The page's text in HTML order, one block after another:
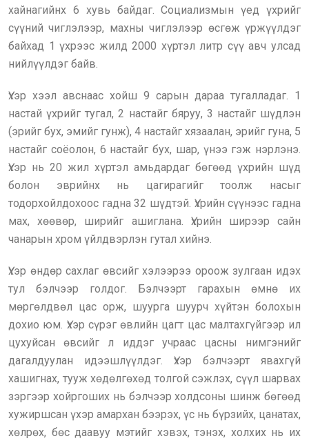
хайнагийнх 6 хувь байдаг. Социализмын үед үхрийг
сүүний чиглэлээр, махны чиглэлээр өсгөж үржүүлдэг
байхад 1 үхрээс жилд 2000 хүртэл литр сүү авч улсад
нийлүүлдэг байв.
Үхэр хээл авснаас хойш 9 сарын дараа тугалладаг. 1
настай үхрийг тугал, 2 настайг бяруу, 3 настайг шүдлэн
(эрийг бух, эмийг гунж), 4 настайг хязаалан, эрийг гуна, 5
настайг соёолон, 6 настайг бух, шар, үнээ гэж нэрлэнэ.
Үхэр нь 20 жил хүртэл амьдардаг бөгөөд үхрийн шүд
болон эврийнх нь цагирагийг тоолж насыг
тодорхойлдохоос гадна 32 шүдтэй. Үхрийн сүүнээс гадна
мах, хөөвөр, ширийг ашиглана. Үхрийн ширээр сайн
чанарын хром үйлдвэрлэн гутал хийнэ.
Үхэр өндөр сахлаг өвсийг хэлээрээ ороож зулгаан идэх
тул бэлчээр голдог. Бэлчээрт гарахын өмнө их
мөргөлдвөл цас орж, шуурга шуурч хүйтэн болохын
дохио юм. Үхэр сүрэг өвлийн цагт цас малтахгүйгээр ил
цухуйсан өвсийг л иддэг учраас цасны нимгэнийг
дагалдуулан идээшлүүлдэг. Үхэр бэлчээрт явахгүй
хашигнах, тууж хөдөлгөхөд толгой сэжлэх, сүүл шарвах
зэргээр хойргоших нь бэлчээр холдсоны шинж бөгөөд
хужиршсан үхэр амархан бээрэх, үс нь бүрзийх, цанатах,
хөлрөх, бөс даавуу мэтийг хэвэх, тэнэх, холхих нь их